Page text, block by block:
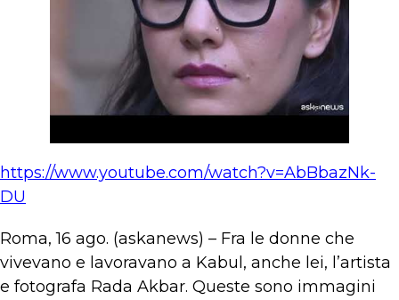
https://www.youtube.com/watch?v=AbBbazNk-
DU
Roma, 16 ago. (askanews) – Fra le donne che
vivevano e lavoravano a Kabul, anche lei, l’artista
e fotografa Rada Akbar. Queste sono immagini